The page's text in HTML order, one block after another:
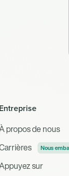
Entreprise
propos de nous
Nous
sur